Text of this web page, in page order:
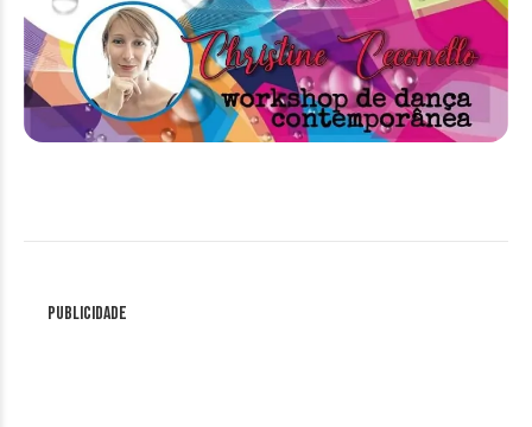
Publicidade